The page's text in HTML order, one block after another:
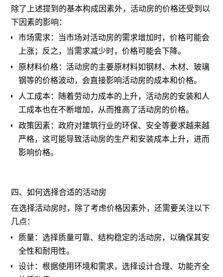
除了上述提到的基本构成因素外，活动房的价格还受到以
下因素的影响：
市场需求：当市场对活动房的需求增加时，价格可能会
上涨；反之，当需求减少时，价格可能会下降。
原材料价格：活动房的主要原材料如钢材、木材、玻璃
钢等的价格波动，会直接影响活动房的成本和价格。
人工成本：随着劳动力成本的上升，活动房的安装和人
工成本也在不断增加，从而推高了活动房的价格。
政策因素：政府对建筑行业的环保、安全等要求越来越
严格，这可能导致活动房的生产和安装成本上升，进而
影响价格。
四、如何选择合适的活动房
在选择活动房时，除了考虑价格因素外，还需要关注以下
几点：
质量：选择质量可靠、结构稳定的活动房，以确保其安
全性和耐用性。
设计：根据使用环境和需求，选择设计合理、功能齐全